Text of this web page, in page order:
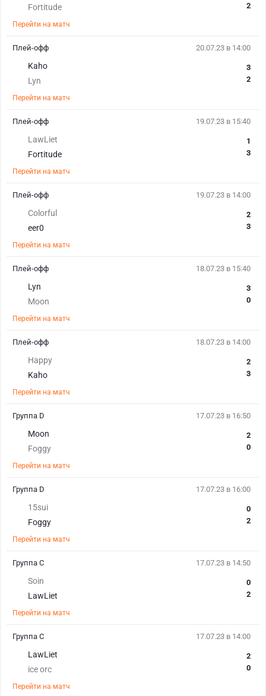
Fortitude
2
Перейти на матч
20.07.23 в 14:00
Kaho
Lyn
3
2
Перейти на матч
Плей-офф
19.07.23 в 15:40
LawLiet
Fortitude
1
3
Перейти на матч
Плей-офф
19.07.23 в 14:00
Colorful
eer0
2
3
Перейти на матч
Плей-офф
18.07.23 в 15:40
Lyn
Moon
3
0
Перейти на матч
Плей-офф
18.07.23 в 14:00
Happy
Kaho
2
3
Перейти на матч
Плей-офф
17.07.23 в 16:50
Moon
Foggy
2
0
Перейти на матч
Группа D
17.07.23 в 16:00
15sui
Foggy
0
2
Перейти на матч
Группа D
17.07.23 в 14:50
Soin
LawLiet
0
2
Перейти на матч
Группа C
17.07.23 в 14:00
LawLiet
ice orc
2
0
Перейти на матч
Группа C